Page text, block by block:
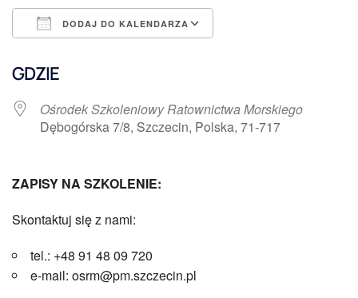
DODAJ DO KALENDARZA
GDZIE
Ośrodek Szkoleniowy Ratownictwa Morskiego
Dębogórska 7/8, Szczecin, Polska, 71-717
ZAPISY NA SZKOLENIE:
Skontaktuj się z nami:
tel.: +48 91 48 09 720
e-mail: osrm@pm.szczecin.pl